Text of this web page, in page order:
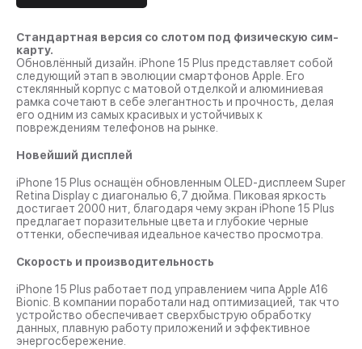
Стандартная версия со слотом под физическую сим-
карту.
Обновлённый дизайн. iPhone 15 Plus представляет собой
следующий этап в эволюции смартфонов Apple. Его
стеклянный корпус с матовой отделкой и алюминиевая
рамка сочетают в себе элегантность и прочность, делая
его одним из самых красивых и устойчивых к
повреждениям телефонов на рынке.
Новейший дисплей
iPhone 15 Plus оснащён обновленным OLED-дисплеем Super
Retina Display с диагональю 6,7 дюйма. Пиковая яркость
достигает 2000 нит, благодаря чему экран iPhone 15 Plus
предлагает поразительные цвета и глубокие черные
оттенки, обеспечивая идеальное качество просмотра.
Скорость и производительность
iPhone 15 Plus работает под управлением чипа Apple A16
Bionic. В компании поработали над оптимизацией, так что
устройство обеспечивает сверхбыструю обработку
данных, плавную работу приложений и эффективное
энергосбережение.